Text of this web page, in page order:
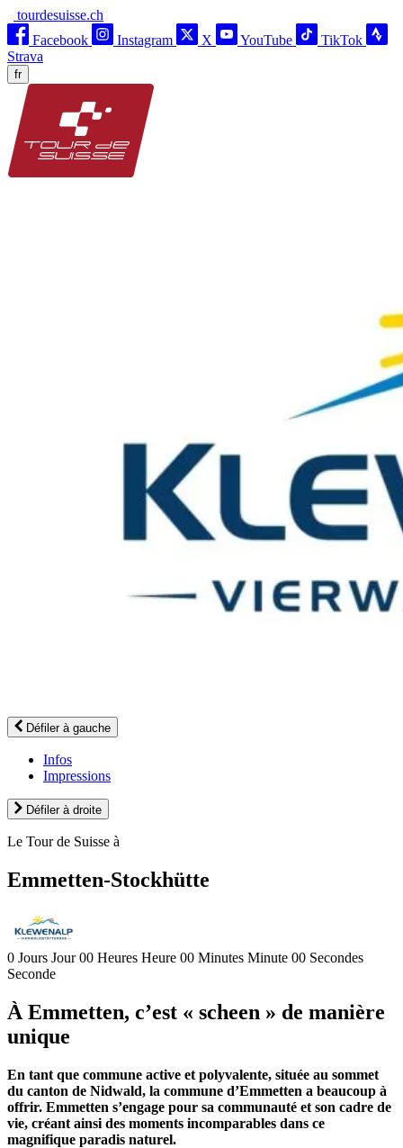
tourdesuisse.ch
Facebook
Instagram X YouTube
TikTok
Strava
fr
Défiler à gauche
Infos
Impressions
Défiler à droite
Le Tour de Suisse à
Emmetten-Stockhütte
0 Jours Jour 00 Heures Heure 00 Minutes Minute 00 Secondes
Seconde
À Emmetten, c’est « scheen » de manière
unique
En tant que commune active et polyvalente, située au sommet
du canton de Nidwald, la commune d’Emmetten a beaucoup à
offrir. Emmetten s’engage pour sa communauté et son cadre de
vie, créant ainsi des moments incomparables dans ce
magnifique paradis naturel.